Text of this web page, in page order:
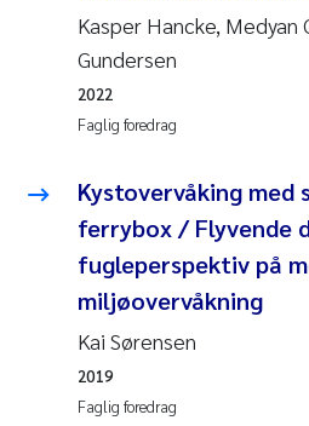
Li Xie
Susanne Jøntvedt
Samantha Goncalves
Knut Erik Tollefsen
Sigrid Haande
Kasper Hancke, Medyan
Gundersen
Faglig foredrag
2022
Kystovervåking
ferrybox / Flyvende
fugleperspektiv på
miljøovervåkning
Kai Sørensen
Faglig foredrag
2019